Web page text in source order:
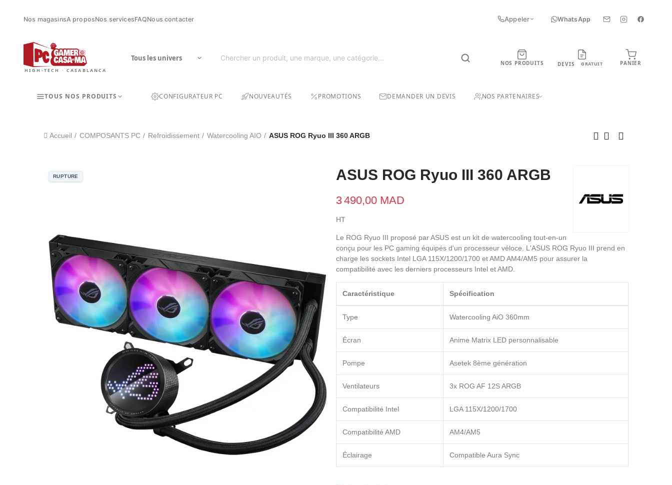
Nos magasinsA proposNos servicesFAQNous contacter Appeler WhatsApp
HIGH-TECH · CASABLANCA
NOS PRODUITS DEVIS GRATUIT PANIER
TOUS NOS PRODUITS CONFIGURATEUR PC NOUVEAUTÉS PROMOTIONS DEMANDER UN DEVIS NOS PARTENAIRES
Accueil COMPOSANTS PC Refroidissement Watercooling AIO ASUS ROG Ryuo III 360 ARGB
RUPTURE ASUS ROG Ryuo III 360 ARGB
3 490,00 MAD
HT
Le ROG Ryuo III proposé par ASUS est un kit de watercooling tout-en-un
conçu pour les PC gaming équipés d'un processeur véloce. L'ASUS ROG Ryuo III prend en
charge les sockets Intel LGA 115X/1200/1700 et AMD AM4/AM5 pour assurer la
compatibilité avec les derniers processeurs Intel et AMD.
Caractéristique Spécification
Type Watercooling AiO 360mm
Écran Anime Matrix LED personnalisable
Pompe Asetek 8ème génération
Ventilateurs 3x ROG AF 12S ARGB
Compatibilité Intel LGA 115X/1200/1700
Compatibilité AMD AM4/AM5
Éclairage Compatible Aura Sync